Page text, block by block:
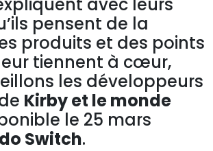
pensent de la
produits et des points
tiennent à cœur,
les développeurs
Kirby et le monde
le 25 mars
Switch.